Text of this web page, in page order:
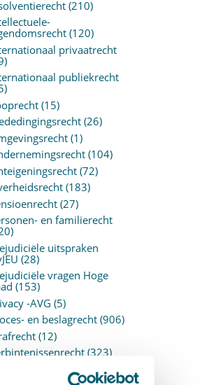
(210)
(120)
privaatrecht
publiekrecht
(15)
(26)
(1)
(104)
(72)
(183)
(27)
en familierecht
uitspraken
(28)
vragen Hoge
(153)
-AVG (5)
en beslagrecht(906)
(12)
(323)
algemeen